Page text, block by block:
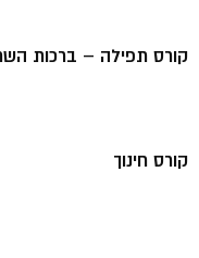
קורס תפילה – ברכות
קורס חינוך